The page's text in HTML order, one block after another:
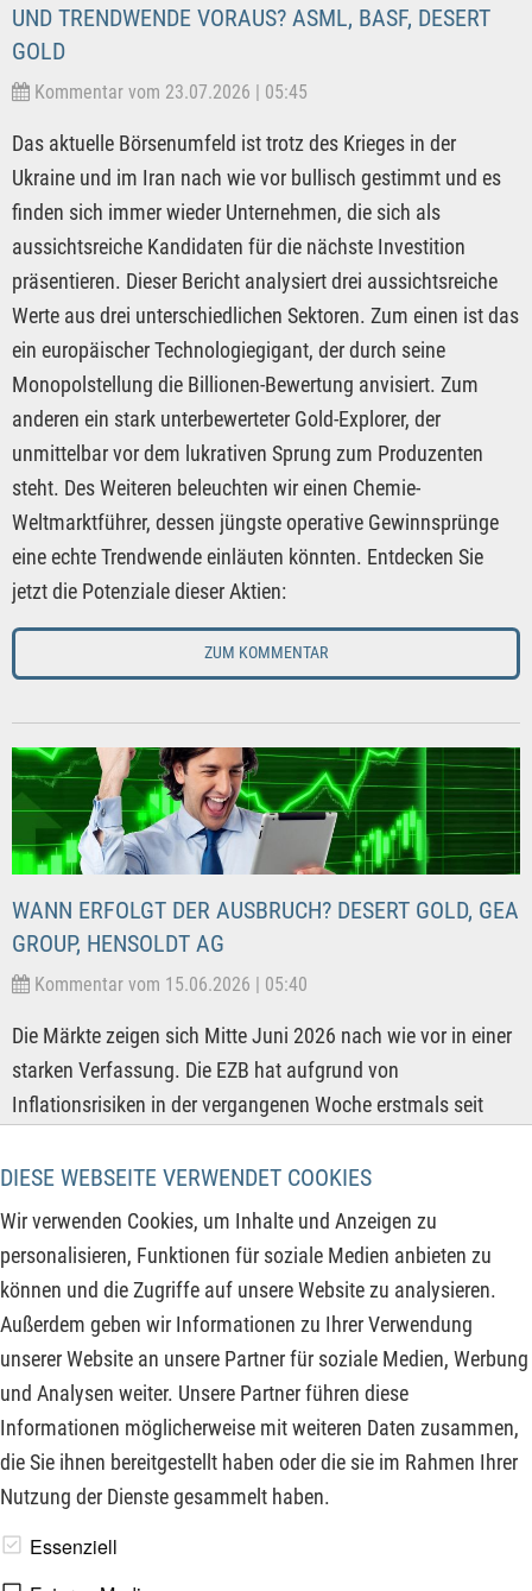
DIESE WEBSEITE VERWENDET COOKIES
Wir verwenden Cookies, um Inhalte und Anzeigen zu
personalisieren, Funktionen für soziale Medien anbieten zu
können und die Zugriffe auf unsere Website zu analysieren.
Außerdem geben wir Informationen zu Ihrer Verwendung
unserer Website an unsere Partner für soziale Medien, Werbung
und Analysen weiter. Unsere Partner führen diese
Informationen möglicherweise mit weiteren Daten zusammen,
die Sie ihnen bereitgestellt haben oder die sie im Rahmen Ihrer
Nutzung der Dienste gesammelt haben.
Essenziell
UND TRENDWENDE VORAUS? ASML, BASF, DESERT
GOLD
Kommentar vom 23.07.2026 | 05:45
Das aktuelle Börsenumfeld ist trotz des Krieges in der
Ukraine und im Iran nach wie vor bullisch gestimmt und es
finden sich immer wieder Unternehmen, die sich als
aussichtsreiche Kandidaten für die nächste Investition
präsentieren. Dieser Bericht analysiert drei aussichtsreiche
Werte aus drei unterschiedlichen Sektoren. Zum einen ist das
ein europäischer Technologiegigant, der durch seine
Monopolstellung die Billionen-Bewertung anvisiert. Zum
anderen ein stark unterbewerteter Gold-Explorer, der
unmittelbar vor dem lukrativen Sprung zum Produzenten
steht. Des Weiteren beleuchten wir einen Chemie-
Weltmarktführer, dessen jüngste operative Gewinnsprünge
eine echte Trendwende einläuten könnten. Entdecken Sie
jetzt die Potenziale dieser Aktien:
ZUM KOMMENTAR
WANN ERFOLGT DER AUSBRUCH? DESERT GOLD, GEA
GROUP, HENSOLDT AG
Kommentar vom 15.06.2026 | 05:40
Die Märkte zeigen sich Mitte Juni 2026 nach wie vor in einer
starken Verfassung. Die EZB hat aufgrund von
Inflationsrisiken in der vergangenen Woche erstmals seit
US-Notenbank Fed bei einer Inflation von ca. 3 % und einer
noch robusten US-Konjunktur eine Zinspause. Trotz
bestehender geopolitischer Spannungen im Nahen Osten ist
der DAX nur noch 840 Punkte von einem neuen Rekordhoch
entfernt. Auch die folgenden Unternehmen sind einen Blick
wert, denn ein charttechnischer Ausbruch dürfte hier in Kürze
bevorstehen:
www.derfinanzinvestor.de - © 2026 - Die Publikation für